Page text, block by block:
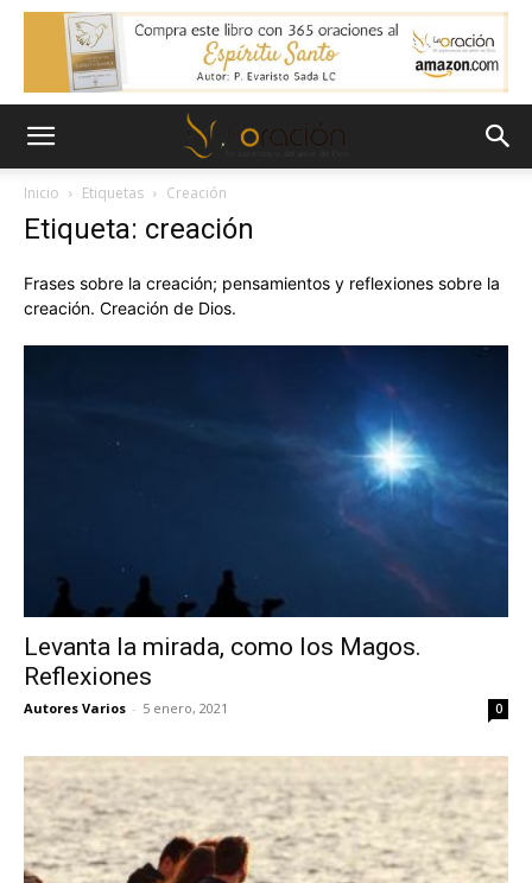
Inicio Etiquetas Creación
Etiqueta: creación
Frases sobre la creación; pensamientos y reflexiones sobre la
creación. Creación de Dios.
Levanta la mirada, como los Magos.
Reflexiones
Autores Varios - 5 enero, 2021 0